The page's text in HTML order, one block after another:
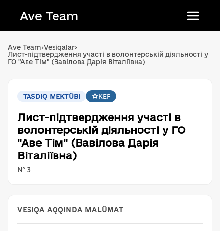
Ave Team
Qırımtatar tili
Ave Team›Vesiqalar›
Лист-підтвердження участі в волонтерській діяльності у
ГО "Аве Тім" (Вавілова Дарія Віталіївна)
TASDIQ MEKTÜBI KEP
Лист-підтвердження участі в
волонтерській діяльності у ГО
"Аве Тім" (Вавілова Дарія
Віталіївна)
№ 3
VESIQA AQQINDA MALÜMAT